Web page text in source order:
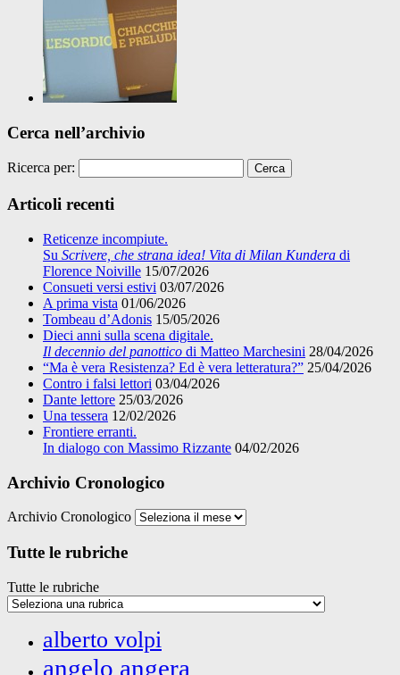
Cerca nell’archivio
Ricerca per:
Articoli recenti
Reticenze incompiute.
Su Scrivere, che strana idea! Vita di Milan Kundera di
Florence Noiville 15/07/2026
Consueti versi estivi 03/07/2026
A prima vista 01/06/2026
Tombeau d’Adonis 15/05/2026
Dieci anni sulla scena digitale.
Il decennio del panottico di Matteo Marchesini 28/04/2026
“Ma è vera Resistenza? Ed è vera letteratura?” 25/04/2026
Contro i falsi lettori 03/04/2026
Dante lettore 25/03/2026
Una tessera 12/02/2026
Frontiere erranti.
In dialogo con Massimo Rizzante 04/02/2026
Archivio Cronologico
Archivio Cronologico
Tutte le rubriche
Tutte le rubriche
alberto volpi
angelo angera